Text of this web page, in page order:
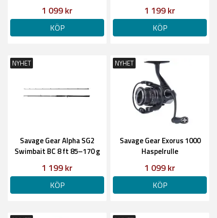
1 099 kr
KÖP
1 199 kr
KÖP
NYHET
Savage Gear Alpha SG2
Swimbait BC 8 ft 85–170 g
1 199 kr
KÖP
NYHET
Savage Gear Exorus 1000
Haspelrulle
1 099 kr
KÖP